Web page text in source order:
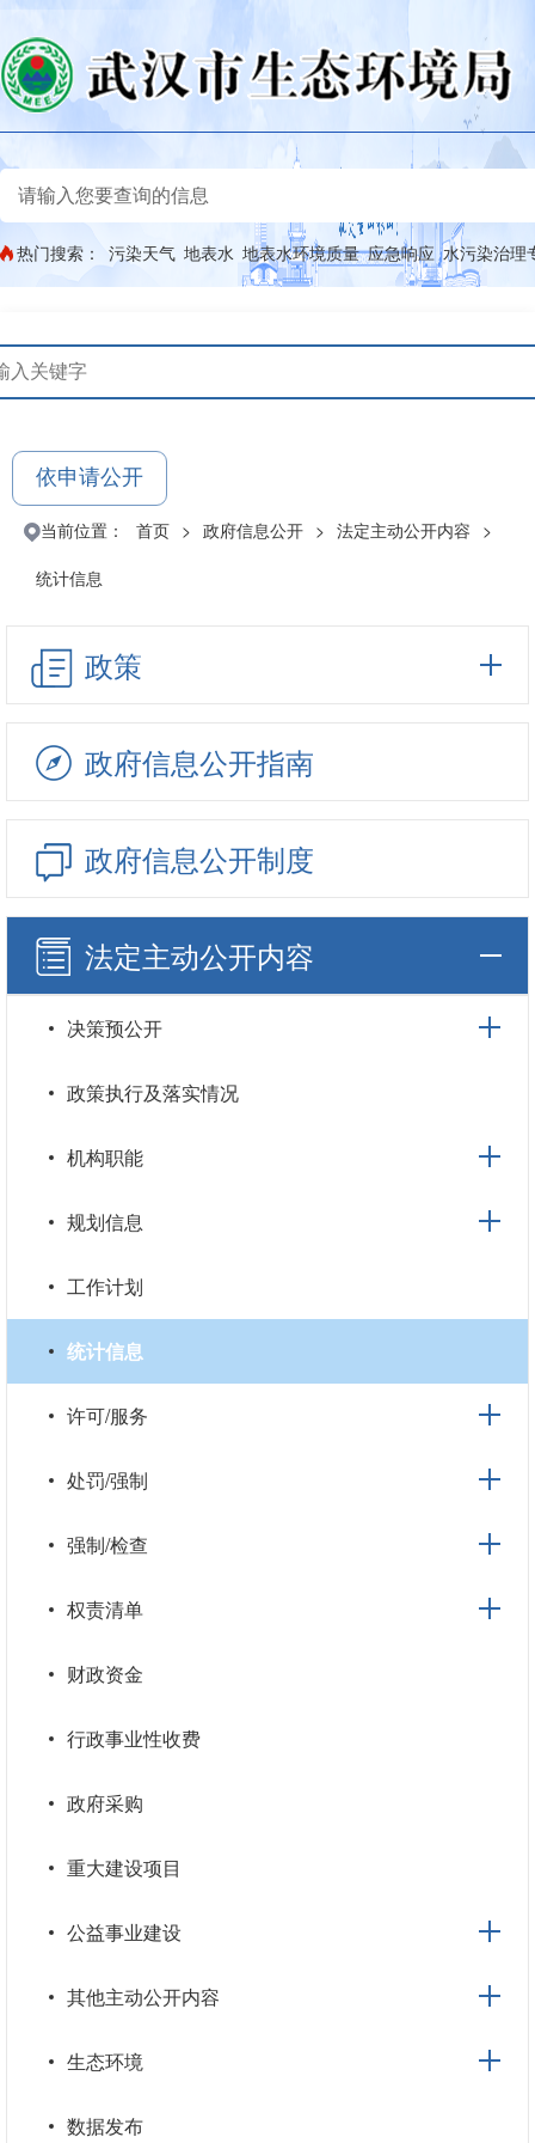
热门搜索： 污染天气 地表水 地表水环境质量 应急响应 水污染治理
依申请公开
当前位置： 首页 > 政府信息公开 > 法定主动公开内容 >
统计信息
政策
政府信息公开指南
政府信息公开制度
法定主动公开内容
决策预公开
政策执行及落实情况
机构职能
规划信息
工作计划
统计信息
许可/服务
处罚/强制
强制/检查
权责清单
财政资金
行政事业性收费
政府采购
重大建设项目
公益事业建设
其他主动公开内容
生态环境
数据发布